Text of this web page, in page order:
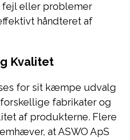
fejl eller problemer
håndteret af
Kvalitet
for sit kæmpe udvalg
fabrikater og
af produkterne. Flere
at ASWO ApS